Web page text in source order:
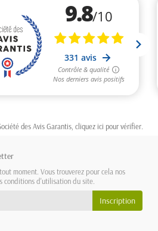
des Avis Garantis, cliquez ici pour vérifier
moment. Vous trouverez pour cela nos
conditions d'utilisation du site.